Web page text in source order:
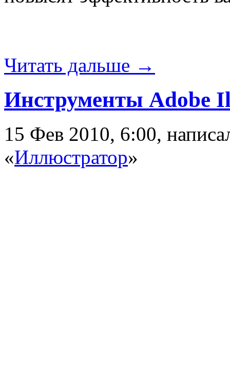
Читать дальше →
Инструменты Adobe
15 Фев 2010, 6:00,
«Иллюстратор»